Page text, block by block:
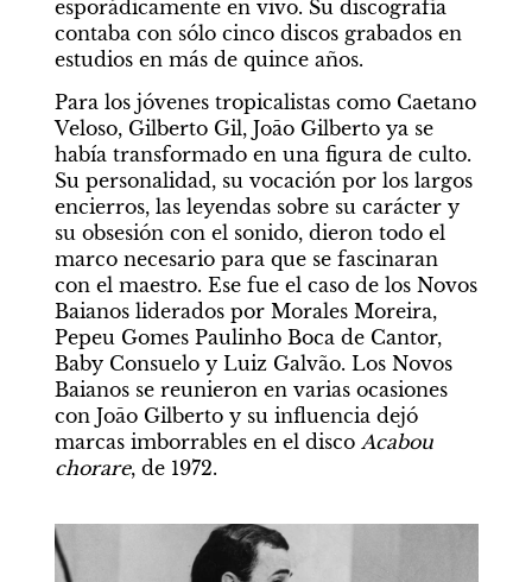
esporádicamente en vivo. Su discografía
contaba con sólo cinco discos grabados en
estudios en más de quince años.
Para los jóvenes tropicalistas como Caetano
Veloso, Gilberto Gil, Joāo Gilberto ya se
había transformado en una figura de culto.
Su personalidad, su vocación por los largos
encierros, las leyendas sobre su carácter y
su obsesión con el sonido, dieron todo el
marco necesario para que se fascinaran
con el maestro. Ese fue el caso de los Novos
Baianos liderados por Morales Moreira,
Pepeu Gomes Paulinho Boca de Cantor,
Baby Consuelo y Luiz Galvão. Los Novos
Baianos se reunieron en varias ocasiones
con Joāo Gilberto y su influencia dejó
marcas imborrables en el disco Acabou
chorare, de 1972.